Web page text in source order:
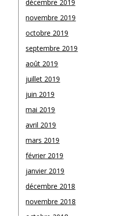
décembre 2019
novembre 2019
octobre 2019
septembre 2019
août 2019
juillet 2019
juin 2019
mai 2019
avril 2019
mars 2019
février 2019
janvier 2019
décembre 2018
novembre 2018